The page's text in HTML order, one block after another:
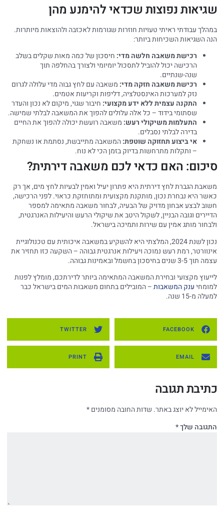
שגיאות נפוצות שכדאי להימנע מהן
במהלך עבודתי ראיתי טעויות חוזרות שגורמות לאכזבה ולהוצאות מיותרות.
הנה השגיאות השכיחות ביותר:
רכישת משאבה חלשה מדי: חיסכון של כמה מאות שקלים בשלב
הרכישה יכול להוביל לתסכול יומיומי ולצורך בהחלפה תוך
שנה-שנתיים.
רכישת משאבה חזקה מדי: משאבה עם לחץ גבוה מדי עלולה לגרום
נזק למערכות האינסטלציה, דליפות וקריעות אטמים.
התקנה עצמית ללא ידע מקצועי: חיבור שגוי, מיקום לא נכון והעדר
שסתומי בידוד – כל אלה עלולים להפוך את המשאבה לבלתי שמישה.
התעלמות משיקולי רעש: משאבה רועשת יכולה להפוך את החיים
בדירה לבלתי נסבלים.
אי ביצוע תחזוקה שוטפת:המשאבה מתייבשת, נסתמת או נשחקת
– ותקלות מתרחשות בדיוק בזמן הכי לא נוח.
סיכום: האם כדאי לכם משאבה דירתית?
משאבת הגברת לחץ דירתית היא פתרון יעיל ואמין לבעיות לחץ מים, אך רק
כאשר היא נבחרת נכון, מותקנת מקצועית ומתוחזקת כראוי. לפני הרכישה,
חשוב לבצע אבחון מדויק של הבעיה, לבחור משאבה מתאימה למספר
הדיירים וגובה הבניין, לשקול היטב את שיקולי הרעש והיעילות האנרגטית,
ולבחור מותג אמין עם שירות ותמיכה בישראל.
נכון לשנת 2024, המלצתי היא להשקיע במשאבה איכותית עם טכנולוגיית
אינוורטר, רמת רעש נמוכה ויעילות אנרגטית גבוהה – השקעה כזו תחזיר את
עצמה תוך 3-5 שנים בחיסכון בחשמל ובאמינות גבוהה.
לייעוץ מקצועי ובחירת המשאבה המתאימה ביותר לדירתכם, מומלץ לפנות
למומחיענק המשאבות– המובילים בתחום משאבות המים בישראל כבר
למעלה מ-15 שנה.
FACEBOOK
TWITTER
EMAIL
PRINT
כתיבת תגובה
האימייל לא יוצג באתר. שדות החובה מסומנים*
התגובה שלך*